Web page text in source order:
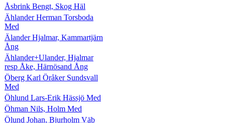
Åsbrink Bengt, Skog Häl
Ählander Herman Torsboda
Med
Älander Hjalmar, Kammartjärn
Ång
Ählander+Ulander, Hjalmar
resp Åke, Härnösand Ång
Öberg Karl Öråker Sundsvall
Med
Öhlund Lars-Erik Hässjö Med
Öhman Nils, Holm Med
Ölund Johan, Bjurholm Väb